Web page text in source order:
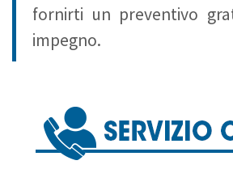
fornirti un preventivo
impegno.